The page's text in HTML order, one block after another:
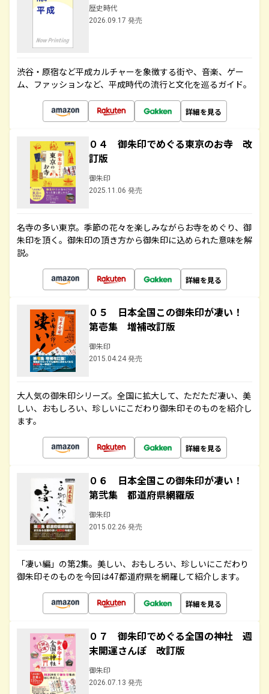
歴史時代
2026.09.17 発売
渋谷・原宿など平成カルチャーを象徴する街や、音楽、ゲー
ム、ファッションなど、平成時代の流行と文化を巡るガイド。
詳細を見る
０４ 御朱印でめぐる東京のお寺 改
訂版
御朱印
2025.11.06 発売
名寺の多い東京。季節の花々を楽しみながらお寺をめぐり、御
朱印を頂く。御朱印の頂き方から御朱印に込められた意味を解
説。
詳細を見る
０５ 日本全国この御朱印が凄い！
第壱集 増補改訂版
御朱印
2015.04.24 発売
大人気の御朱印シリーズ。全国に拡大して、ただただ凄い、美
しい、おもしろい、珍しいにこだわり御朱印そのものを紹介し
ます。
詳細を見る
０６ 日本全国この御朱印が凄い！
第弐集 都道府県網羅版
御朱印
2015.02.26 発売
「凄い編」の第2集。美しい、おもしろい、珍しいにこだわり
御朱印そのものを今回は47都道府県を網羅して紹介します。
詳細を見る
０７ 御朱印でめぐる全国の神社 週
末開運さんぽ 改訂版
御朱印
2026.07.13 発売